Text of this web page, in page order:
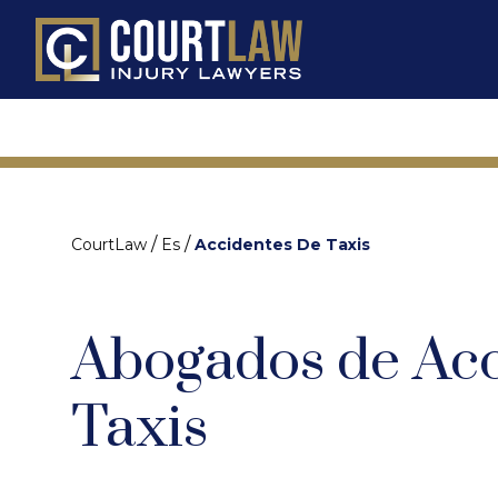
CourtLaw / Es / Accidentes De Taxis
Abogados de
Taxis